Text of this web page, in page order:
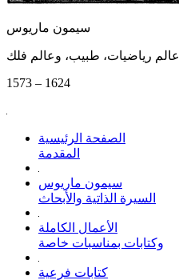
سيمون ماريوس
عالم رياضيات، طبيب، وعالم فلك
1573 – 1624
الصفحة الرئيسية
المقدمة
سيمون ماريوس
السيرة الذاتية والأبحاث
الأعمال الكاملة
وكتابات بمناسبات خاصة
كتابات فرعية